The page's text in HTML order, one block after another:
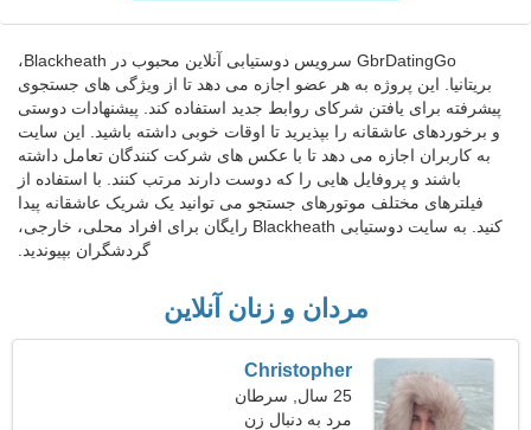
GbrDatingGo سرویس دوستیابی آنلاین محبوب در Blackheath،
بریتانیا. این پروژه به هر عضو اجازه می دهد تا از ویژگی های جستجوی
پیشرفته برای یافتن شرکای روابط جدید استفاده کند. پیشنهادات دوستی
و برخوردهای عاشقانه را بپذیرید تا اوقات خوبی داشته باشید. این سایت
به کاربران اجازه می دهد تا با عکس های شرکت کنندگان تعامل داشته
باشند و پروفایل هایی را که دوست دارند مرتب کنند. با استفاده از
فیلترهای مختلف موتورهای جستجو می توانید یک شریک عاشقانه پیدا
کنید. به سایت دوستیابی Blackheath رایگان برای افراد محلی، خارجی،
گردشگران بپیوندید.
مردان و زنان آنلاین
Christopher
25 سال, سرطان
مرد به دنبال زن